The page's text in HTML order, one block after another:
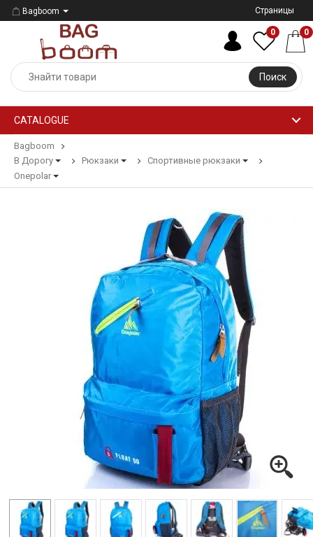
Bagboom Страницы
Поиск
0 0
CATALOGUE
Bagboom
В Дорогу
Рюкзаки
Спортивные рюкзаки
Onepolar